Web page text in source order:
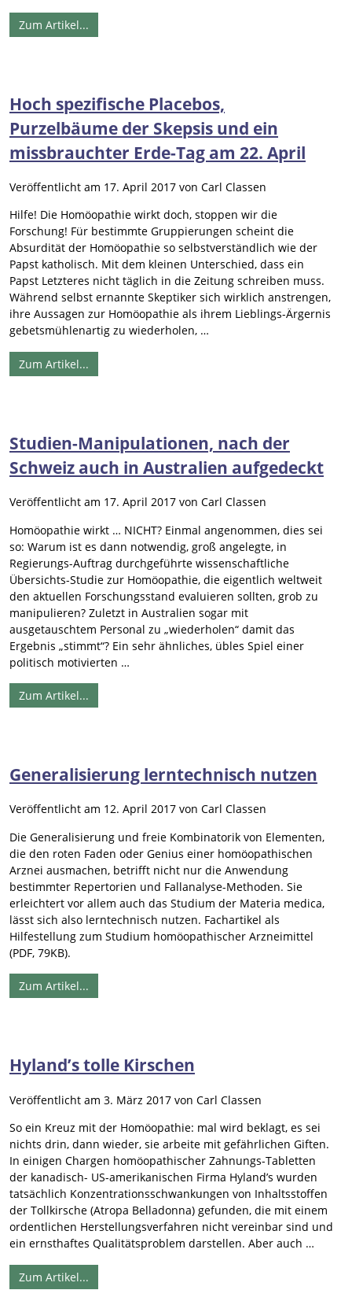
Zum Artikel...
Hoch spezifische Placebos,
Purzelbäume der Skepsis und ein
missbrauchter Erde-Tag am 22. April
Veröffentlicht am 17. April 2017 von Carl Classen
Hilfe! Die Homöopathie wirkt doch, stoppen wir die
Forschung! Für bestimmte Gruppierungen scheint die
Absurdität der Homöopathie so selbstverständlich wie der
Papst katholisch. Mit dem kleinen Unterschied, dass ein
Papst Letzteres nicht täglich in die Zeitung schreiben muss.
Während selbst ernannte Skeptiker sich wirklich anstrengen,
ihre Aussagen zur Homöopathie als ihrem Lieblings-Ärgernis
gebetsmühlenartig zu wiederholen, …
Zum Artikel...
Studien-Manipulationen, nach der
Schweiz auch in Australien aufgedeckt
Veröffentlicht am 17. April 2017 von Carl Classen
Homöopathie wirkt … NICHT? Einmal angenommen, dies sei
so: Warum ist es dann notwendig, groß angelegte, in
Regierungs-Auftrag durchgeführte wissenschaftliche
Übersichts-Studie zur Homöopathie, die eigentlich weltweit
den aktuellen Forschungsstand evaluieren sollten, grob zu
manipulieren? Zuletzt in Australien sogar mit
ausgetauschtem Personal zu „wiederholen“ damit das
Ergebnis „stimmt“? Ein sehr ähnliches, übles Spiel einer
politisch motivierten …
Zum Artikel...
Generalisierung lerntechnisch nutzen
Veröffentlicht am 12. April 2017 von Carl Classen
Die Generalisierung und freie Kombinatorik von Elementen,
die den roten Faden oder Genius einer homöopathischen
Arznei ausmachen, betrifft nicht nur die Anwendung
bestimmter Repertorien und Fallanalyse-Methoden. Sie
erleichtert vor allem auch das Studium der Materia medica,
lässt sich also lerntechnisch nutzen. Fachartikel als
Hilfestellung zum Studium homöopathischer Arzneimittel
(PDF, 79KB).
Zum Artikel...
Hyland’s tolle Kirschen
Veröffentlicht am 3. März 2017 von Carl Classen
So ein Kreuz mit der Homöopathie: mal wird beklagt, es sei
nichts drin, dann wieder, sie arbeite mit gefährlichen Giften.
In einigen Chargen homöopathischer Zahnungs-Tabletten
der kanadisch- US-amerikanischen Firma Hyland’s wurden
tatsächlich Konzentrationsschwankungen von Inhaltsstoffen
der Tollkirsche (Atropa Belladonna) gefunden, die mit einem
ordentlichen Herstellungsverfahren nicht vereinbar sind und
ein ernsthaftes Qualitätsproblem darstellen. Aber auch …
Zum Artikel...